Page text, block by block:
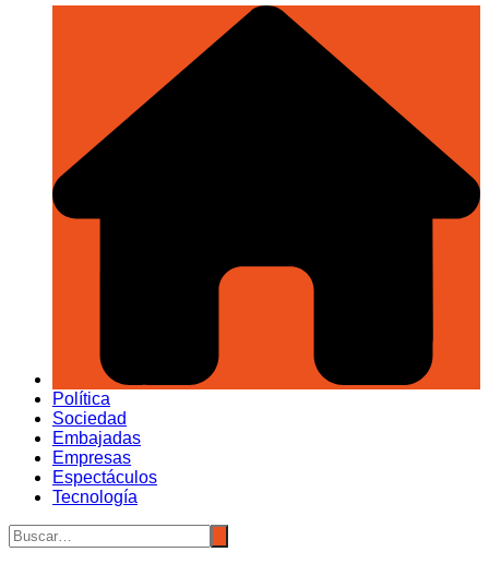
Política
Sociedad
Embajadas
Empresas
Espectáculos
Tecnología